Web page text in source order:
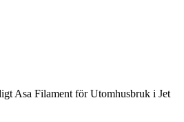
Asa Filament för Utomhusbruk i Jet